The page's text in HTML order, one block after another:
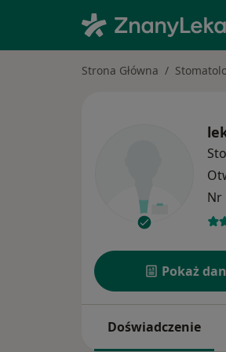
Strona Główna
Nr
Pokaż
Doświadczenie